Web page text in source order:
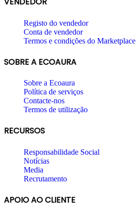
Registo do vendedor
Conta de vendedor
Termos e condições do Marketplace
SOBRE A ECOAURA
Sobre a Ecoaura
Política de serviços
Contacte-nos
Termos de utilização
RECURSOS
Responsabilidade Social
Notícias
Media
Recrutamento
APOIO AO CLIENTE